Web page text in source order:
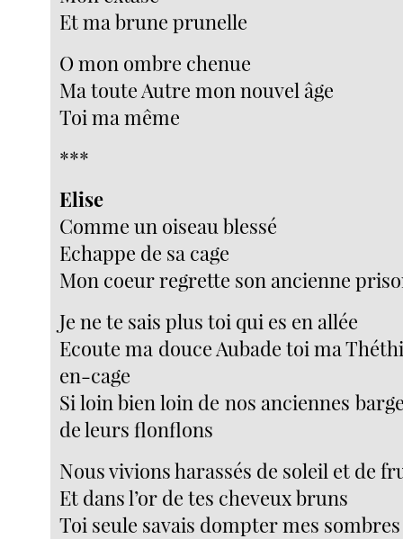
Et ma brune prunelle
O mon ombre chenue
Ma toute Autre mon nouvel âge
Toi ma même
***
Elise
Comme un oiseau blessé
Echappe de sa cage
Mon coeur regrette son ancienne
Je ne te sais plus toi qui es en allée
Ecoute ma douce Aubade toi ma
en-cage
Si loin bien loin de nos anciennes
de leurs flonflons
Nous vivions harassés de soleil et de
Et dans l’or de tes cheveux bruns
Toi seule savais dompter mes